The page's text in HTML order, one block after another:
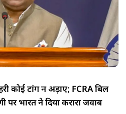
कोई टांग न अड़ाए; FCRA बिल
पर भारत ने दिया करारा जवाब